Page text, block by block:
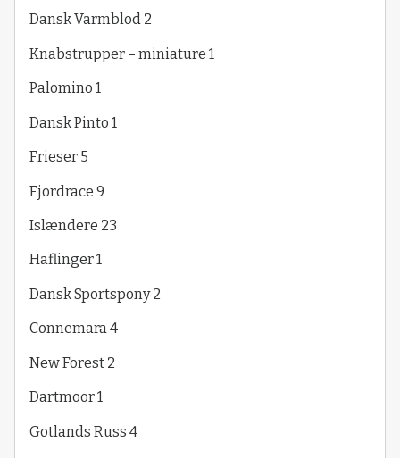
Dansk Varmblod 2
Knabstrupper – miniature 1
Palomino 1
Dansk Pinto 1
Frieser 5
Fjordrace 9
Islændere 23
Haflinger 1
Dansk Sportspony 2
Connemara 4
New Forest 2
Dartmoor 1
Gotlands Russ 4